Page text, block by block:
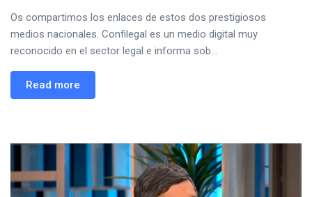
Os compartimos los enlaces de estos dos prestigiosos
medios nacionales. Confilegal es un medio digital muy
reconocido en el sector legal e informa sob...
Read more